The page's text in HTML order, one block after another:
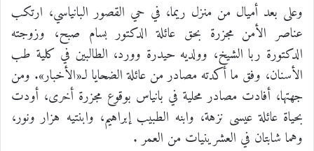
وعلى بعد أميال من منزل ريما، في حي القصور البانياسي، ارتكب
عناصر الأمن مجزرة بحق عائلة الدكتور بسام صبح، وزوجته
الدكتورة ربا الشيخ، وولديه حيدرة وورد، الطالبين في كلية طب
الأسنان، وفق ما أكدته مصادر من عائلة الضحايا لـ«الأخبار». ومن
جهتها، أفادت مصادر محلية في بانياس بوقوع مجزرة أخرى، أودت
بحياة عائلة عيسى نزهة، وابنه الطبيب إبراهيم، وابنتيه هزار ونور،
وهما شابتان في العشرينيات من العمر .